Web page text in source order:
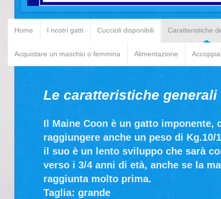
Home I nostri gatti Cuccioli disponibili Caratteristiche
Acquistare un maschio o femmina Alimentazione
Le caratteristiche generali
Il Maine Coon è un gatto imponente,
raggiungere anche un peso di Kg.10/
il suo è un lento sviluppo che sarà
verso i 3/4 anni di età, anche se la
raggiunta molto prima.
Taglia: grande